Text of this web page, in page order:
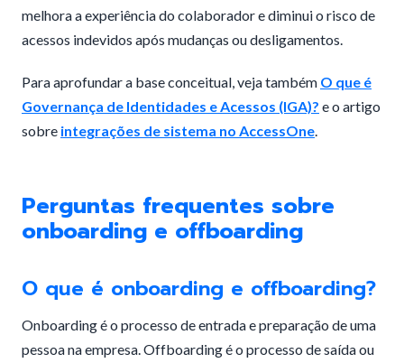
melhora a experiência do colaborador e diminui o risco de
acessos indevidos após mudanças ou desligamentos.
Para aprofundar a base conceitual, veja também O que é
Governança de Identidades e Acessos (IGA)? e o artigo
sobre integrações de sistema no AccessOne
Perguntas frequentes sobre
onboarding e offboarding
O que é onboarding e offboarding?
Onboarding é o processo de entrada e preparação de uma
pessoa na empresa. Offboarding é o processo de saída ou